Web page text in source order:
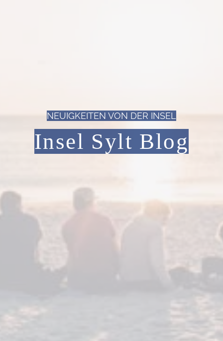
NEUIGKEITEN VON DER INSEL
Insel Sylt Blog